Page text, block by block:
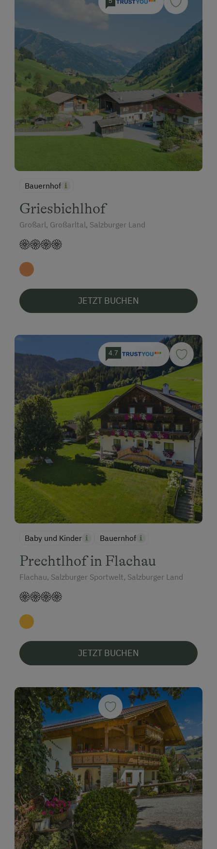
Bauernhof
Griesbichlhof
Großarl, Großarltal, Salzburger Land
JETZT BUCHEN
4.7
Baby und Kinder Bauernhof
Prechtlhof in Flachau
Flachau, Salzburger Sportwelt, Salzburger Land
JETZT BUCHEN